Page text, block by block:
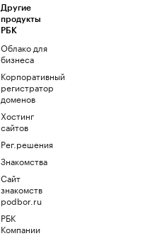
Другие
продукты
РБК
Облако для
бизнеса
Корпоративный
регистратор
доменов
Хостинг
сайтов
Рег.решения
Знакомства
Сайт
знакомств
podbor.ru
РБК
Компании